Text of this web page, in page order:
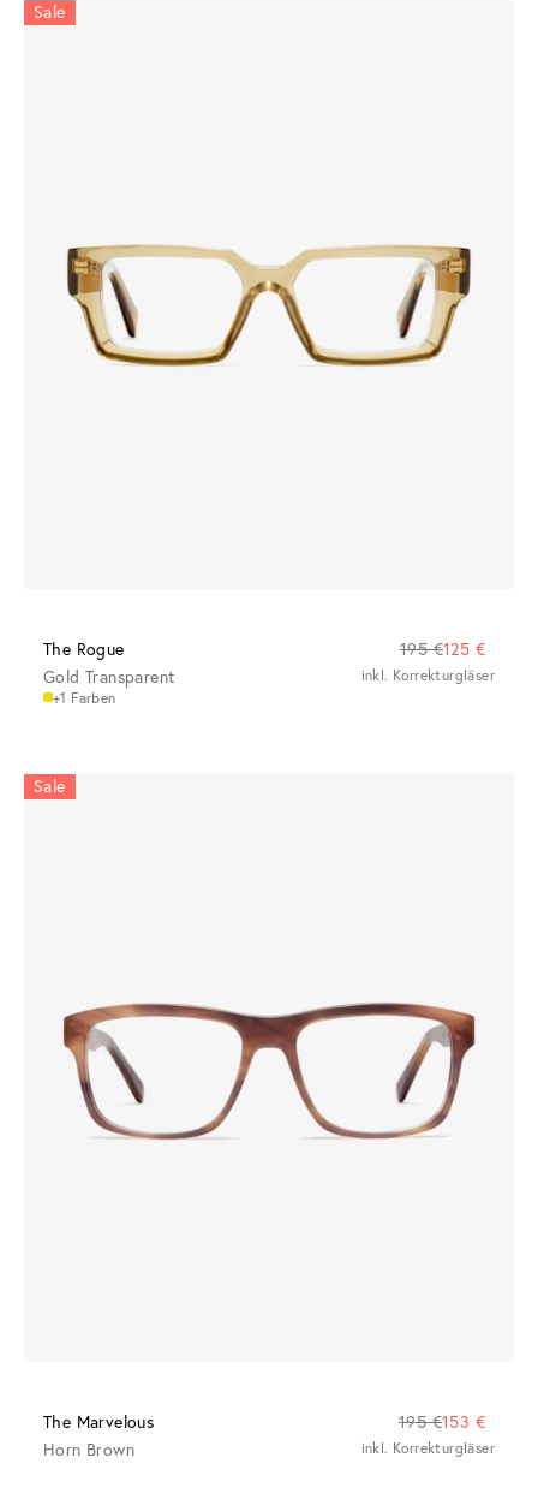
Sale
The Rogue 195 €125 €
Gold Transparent
+1 Farben
inkl. Korrekturgläser
Sale
The Marvelous 195 €153 €
Horn Brown
inkl. Korrekturgläser